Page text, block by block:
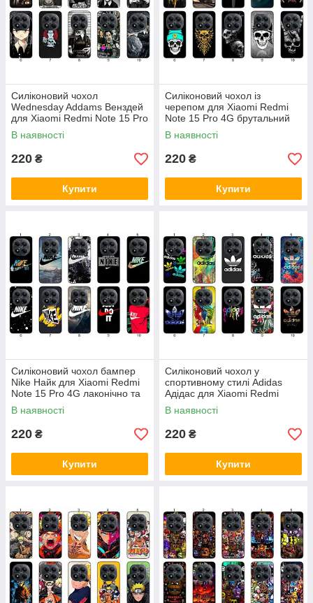
Силіконовий чохол
Wednesday Addams Венздей
для Xiaomi Redmi Note 15 Pro
4G темна естетика та
мінімалізм
В наявності
220 ₴
Купити
Силіконовий чохол із
черепом для Xiaomi Redmi
Note 15 Pro 4G брутальний
акцент і захист
В наявності
220 ₴
Купити
Силіконовий чохол бампер
Nike Найк для Xiaomi Redmi
Note 15 Pro 4G лаконічно та
динамічно
В наявності
220 ₴
Купити
Силіконовий чохол у
спортивному стилі Adidas
Адідас для Xiaomi Redmi
Note 15 Pro 4G лаконічно та
динамічно
В наявності
220 ₴
Купити